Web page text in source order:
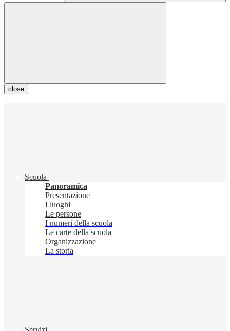
close
Scuola
Panoramica
Presentazione
I luoghi
Le persone
I numeri della scuola
Le carte della scuola
Organizzazione
La storia